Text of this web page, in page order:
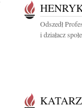
Odszedł
i działacz